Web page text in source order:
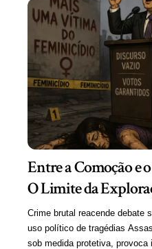
Entre a Comoção e
O Limite da
Crime brutal reacende debate
uso político de tragédias
sob medida protetiva, provoca